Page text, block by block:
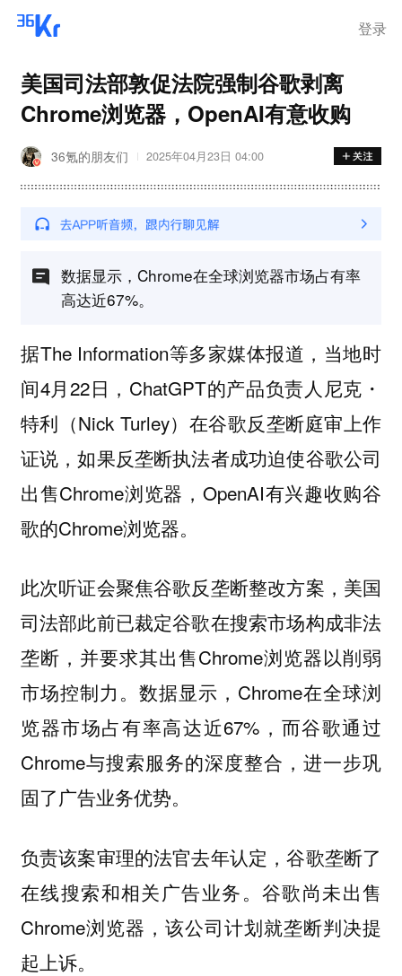
登录
美国司法部敦促法院强制谷歌剥离
Chrome浏览器，OpenAI有意收购
36氪的朋友们 2025年04月23日 04:00
数据显示，Chrome在全球浏览器市场占有率
高达近67%。
据The Information等多家媒体报道，当地时
间4月22日，ChatGPT的产品负责人尼克・
特利（Nick Turley）在谷歌反垄断庭审上作
证说，如果反垄断执法者成功迫使谷歌公司
出售Chrome浏览器，OpenAI有兴趣收购谷
歌的Chrome浏览器。
此次听证会聚焦谷歌反垄断整改方案，美国
司法部此前已裁定谷歌在搜索市场构成非法
垄断，并要求其出售Chrome浏览器以削弱
市场控制力。数据显示，Chrome在全球浏
览器市场占有率高达近67%，而谷歌通过
Chrome与搜索服务的深度整合，进一步巩
固了广告业务优势。
负责该案审理的法官去年认定，谷歌垄断了
在线搜索和相关广告业务。谷歌尚未出售
Chrome浏览器，该公司计划就垄断判决提
起上诉。